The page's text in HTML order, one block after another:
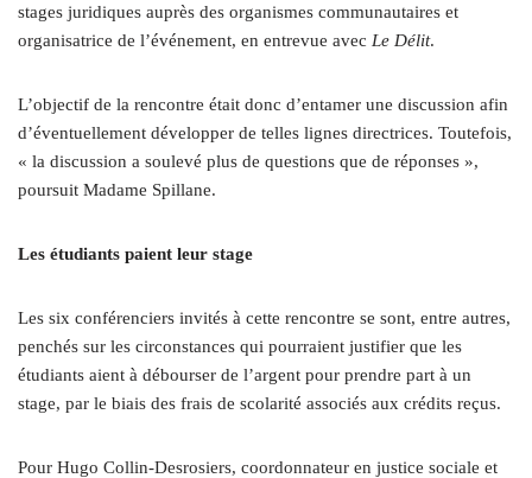
stages juridiques auprès des organismes communautaires et
organisatrice de l’événement, en entrevue avec Le Délit.
L’objectif de la rencontre était donc d’entamer une discussion afin
d’éventuellement développer de telles lignes directrices. Toutefois,
« la discussion a soulevé plus de questions que de réponses »,
poursuit Madame Spillane.
Les étudiants paient leur stage
Les six conférenciers invités à cette rencontre se sont, entre autres,
penchés sur les circonstances qui pourraient justifier que les
étudiants aient à débourser de l’argent pour prendre part à un
stage, par le biais des frais de scolarité associés aux crédits reçus.
Pour Hugo Collin-Desrosiers, coordonnateur en justice sociale et